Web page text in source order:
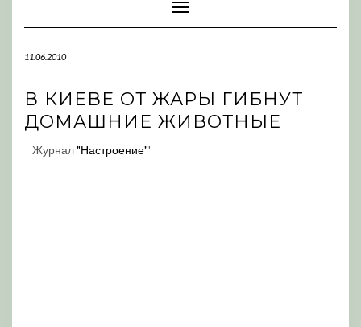
Toggle
Navigation
11.06.2010
В КИЕВЕ ОТ ЖАРЫ ГИБНУТ
ДОМАШНИЕ ЖИВОТНЫЕ
Журнал"Настроение"'